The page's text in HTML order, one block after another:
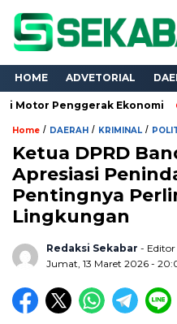
HOME ADVETORIAL
Ekonomi Proyek
Home / DAERAH / KRIMINAL /
Ketua DPRD
Apresiasi
Pentingnya
Lingkungan
Redaksi Sekabar - Editor
Jumat, 13 Maret 2026 -